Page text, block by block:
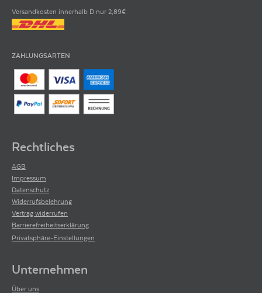
Versandkosten innerhalb D nur 2,89€
ZAHLUNGSARTEN
Rechtliches
AGB
Impressum
Datenschutz
Widerrufsbelehrung
Vertrag widerrufen
Barrierefreiheitserklärung
Privatsphäre-Einstellungen
Unternehmen
Über uns